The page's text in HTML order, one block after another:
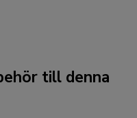
till denna